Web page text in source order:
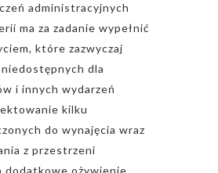
administracyjnych
ma za zadanie wypełnić
które zazwyczaj
dla
i innych wydarzeń
kilku
do wynajęcia wraz
z przestrzeni